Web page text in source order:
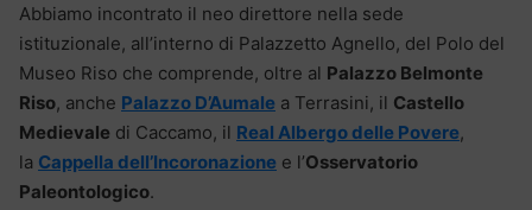
Abbiamo incontrato il neo direttore nella sede
istituzionale, all’interno di Palazzetto Agnello, del Polo del
Museo Riso che comprende, oltre al Palazzo Belmonte
Riso, anche Palazzo D’Aumale a Terrasini, il Castello
Medievale di Caccamo, il Real Albergo delle Povere,
la Cappella dell’Incoronazione e l’Osservatorio
Paleontologico.